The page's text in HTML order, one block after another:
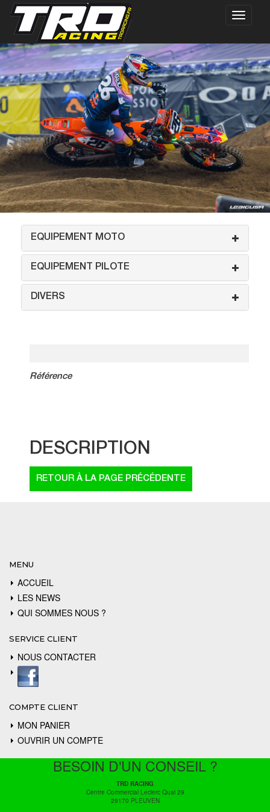
EQUIPEMENT MOTO
EQUIPEMENT PILOTE
DIVERS
Référence
DESCRIPTION
MENU
ACCUEIL
LES NEWS
QUI SOMMES NOUS ?
SERVICE CLIENT
NOUS CONTACTER
COMPTE CLIENT
MON PANIER
OUVRIR UN COMPTE
BESOIN D'UN CONSEIL ?
TRD RACING
Centre Commercial Leclerc Quai 29
29170 PLEUVEN